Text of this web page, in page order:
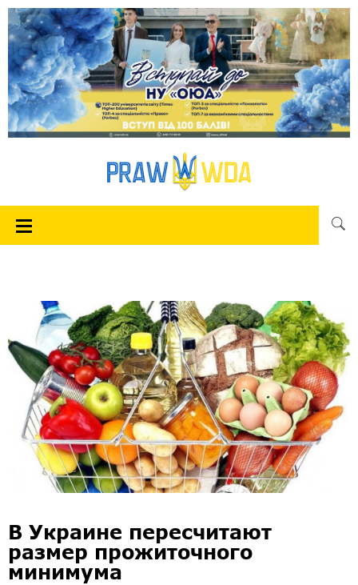
В Украине пересчитают
размер прожиточного
минимума